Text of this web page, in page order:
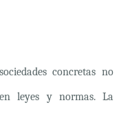
concretas no
leyes y normas. La